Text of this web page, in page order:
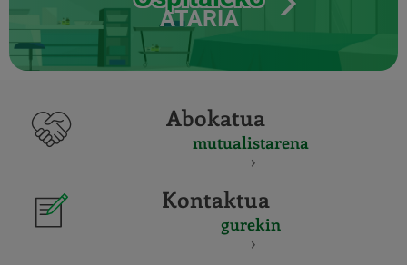
ATARIA
Abokatua
mutualistarena
Kontaktua
gurekin